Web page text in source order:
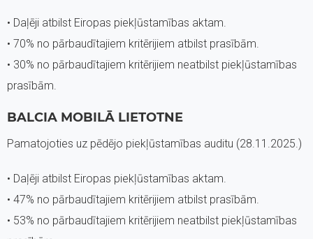
• Daļēji atbilst Eiropas piekļūstamības aktam.
• 70% no pārbaudītajiem kritērijiem atbilst prasībām.
• 30% no pārbaudītajiem kritērijiem neatbilst piekļūstamības
prasībām.
BALCIA MOBILĀ LIETOTNE
Pamatojoties uz pēdējo piekļūstamības auditu (28.11.2025.)
• Daļēji atbilst Eiropas piekļūstamības aktam.
• 47% no pārbaudītajiem kritērijiem atbilst prasībām.
• 53% no pārbaudītajiem kritērijiem neatbilst piekļūstamības